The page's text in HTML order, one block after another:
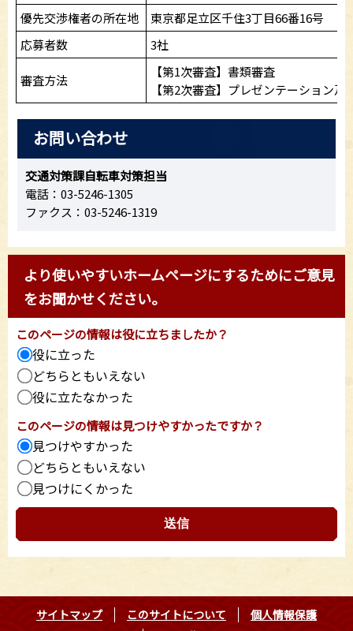
優先交渉権者の所在地
東京都足立区千住3丁目66番16号
応募者数
3社
審査方法
【第1次審査】書類審査
【第2次審査】プレゼンテーション及
お問い合わせ
交通対策課自転車対策担当
電話：03-5246-1305
ファクス：03-5246-1319
より使いやすいホームページにするためにご意見
をお聞かせください。
このページの情報は役に立ちましたか？
役に立った
どちらともいえない
役に立たなかった
このページの情報は見つけやすかったですか？
見つけやすかった
どちらともいえない
見つけにくかった
サイトマップ このサイトについて
個人情報保護